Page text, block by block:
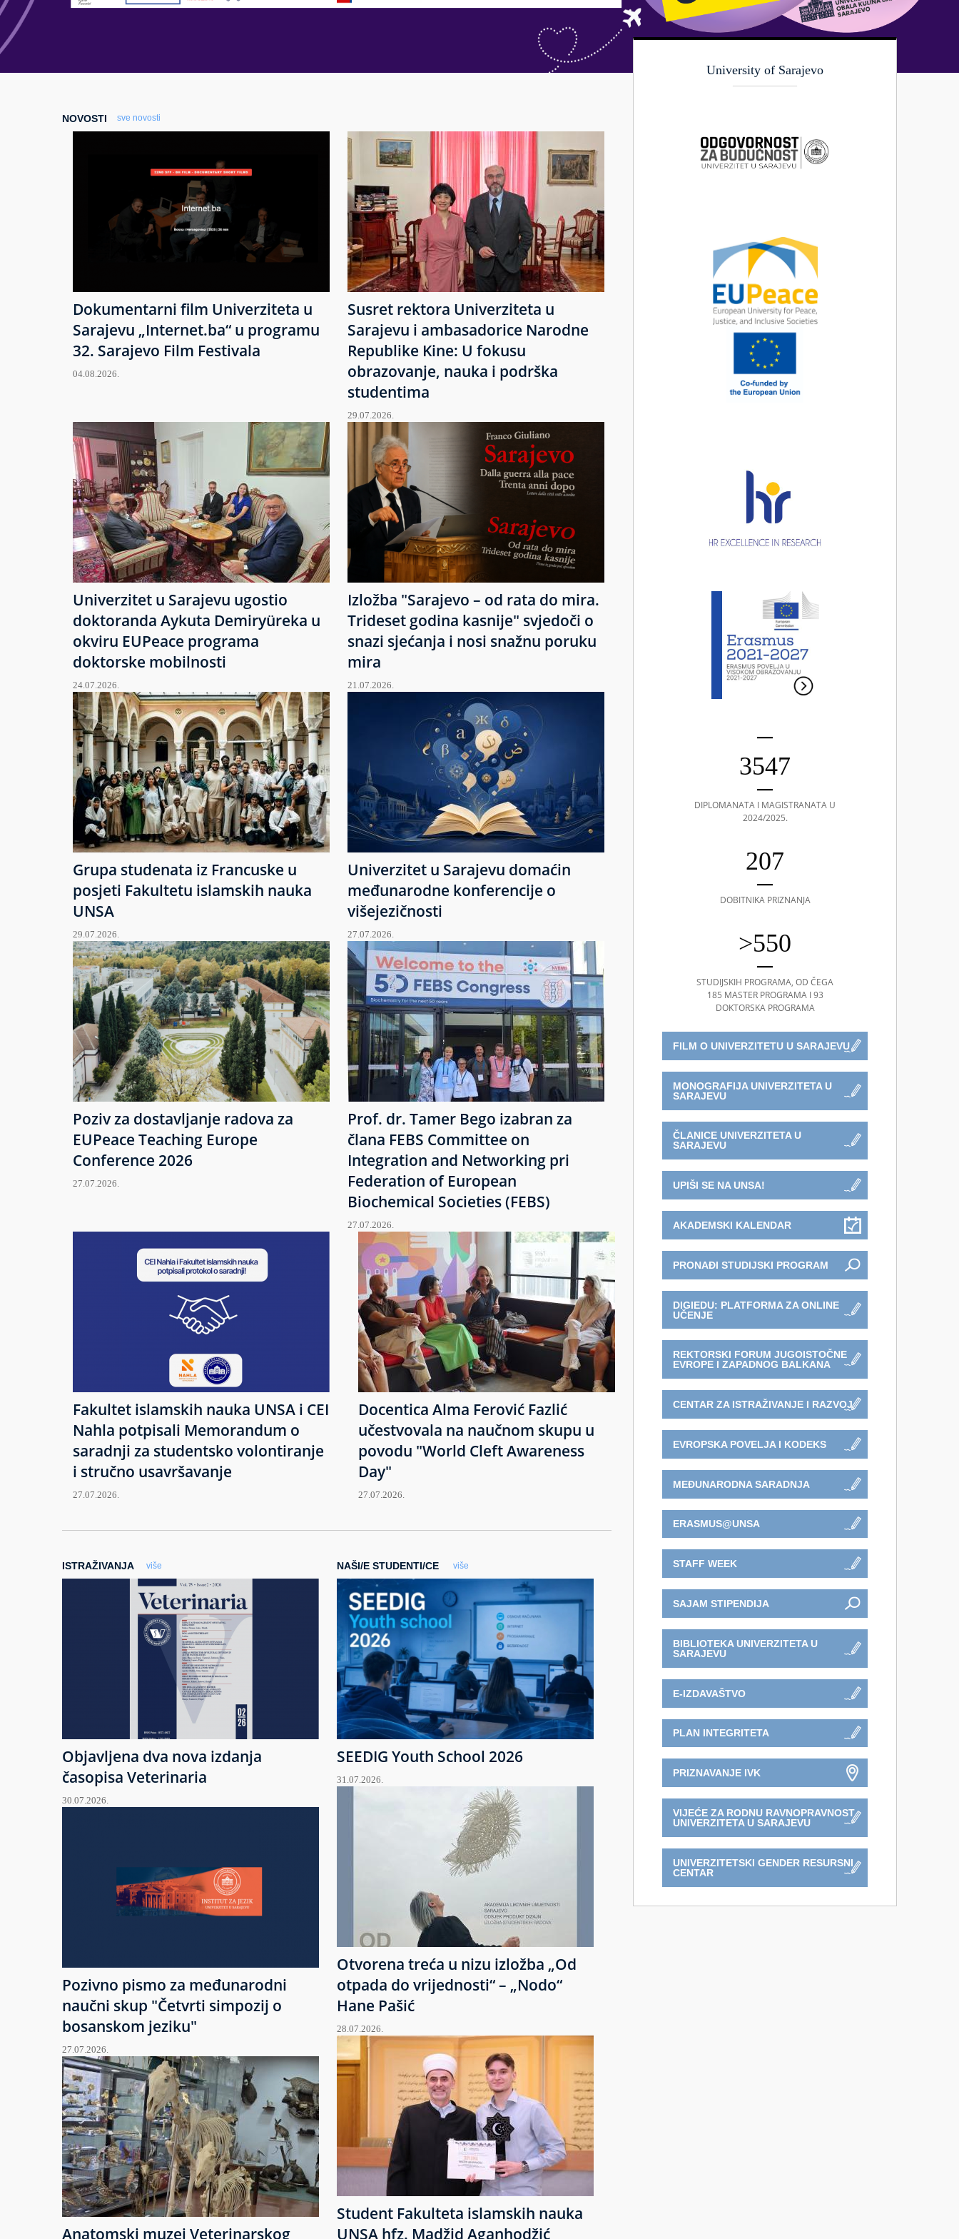
NOVOSTI sve novosti
Dokumentarni film Univerziteta u
Sarajevu „Internet.ba“ u programu
32. Sarajevo Film Festivala
04.08.2026.
Susret rektora Univerziteta u
Sarajevu i ambasadorice Narodne
Republike Kine: U fokusu
obrazovanje, nauka i podrška
studentima
29.07.2026.
Univerzitet u Sarajevu ugostio
doktoranda Aykuta Demiryüreka u
okviru EUPeace programa
doktorske mobilnosti
24.07.2026.
Izložba "Sarajevo – od rata do mira.
Trideset godina kasnije" svjedoči o
snazi sjećanja i nosi snažnu poruku
mira
21.07.2026.
Grupa studenata iz Francuske u
posjeti Fakultetu islamskih nauka
UNSA
29.07.2026.
Univerzitet u Sarajevu domaćin
međunarodne konferencije o
višejezičnosti
27.07.2026.
Poziv za dostavljanje radova za
EUPeace Teaching Europe
Conference 2026
27.07.2026.
Prof. dr. Tamer Bego izabran za
člana FEBS Committee on
Integration and Networking pri
Federation of European
Biochemical Societies (FEBS)
27.07.2026.
Fakultet islamskih nauka UNSA i CEI
Nahla potpisali Memorandum o
saradnji za studentsko volontiranje
i stručno usavršavanje
27.07.2026.
Docentica Alma Ferović Fazlić
učestvovala na naučnom skupu u
povodu "World Cleft Awareness
Day"
27.07.2026.
ISTRAŽIVANJA više
Objavljena dva nova izdanja
časopisa Veterinaria
30.07.2026.
Pozivno pismo za međunarodni
naučni skup "Četvrti simpozij o
bosanskom jeziku"
27.07.2026.
Anatomski muzej Veterinarskog
NAŠI/E STUDENTI/CE više
SEEDIG Youth School 2026
31.07.2026.
Otvorena treća u nizu izložba „Od
otpada do vrijednosti“ – „Nodo“
Hane Pašić
28.07.2026.
Student Fakulteta islamskih nauka
UNSA hfz. Madžid Aganhodžić
University of Sarajevo
3547
DIPLOMANATA I MAGISTRANATA U
2024/2025.
207
DOBITNIKA PRIZNANJA
>550
STUDIJSKIH PROGRAMA, OD ČEGA
185 MASTER PROGRAMA I 93
DOKTORSKA PROGRAMA
FILM O UNIVERZITETU U SARAJEVU
MONOGRAFIJA UNIVERZITETA U
SARAJEVU
ČLANICE UNIVERZITETA U
SARAJEVU
UPIŠI SE NA UNSA!
AKADEMSKI KALENDAR
PRONAĐI STUDIJSKI PROGRAM
DIGIEDU: PLATFORMA ZA ONLINE
UČENJE
REKTORSKI FORUM JUGOISTOČNE
EVROPE I ZAPADNOG BALKANA
CENTAR ZA ISTRAŽIVANJE I RAZVOJ
EVROPSKA POVELJA I KODEKS
MEĐUNARODNA SARADNJA
ERASMUS@UNSA
STAFF WEEK
SAJAM STIPENDIJA
BIBLIOTEKA UNIVERZITETA U
SARAJEVU
E-IZDAVAŠTVO
PLAN INTEGRITETA
PRIZNAVANJE IVK
VIJEĆE ZA RODNU RAVNOPRAVNOST
UNIVERZITETA U SARAJEVU
UNIVERZITETSKI GENDER RESURSNI
CENTAR